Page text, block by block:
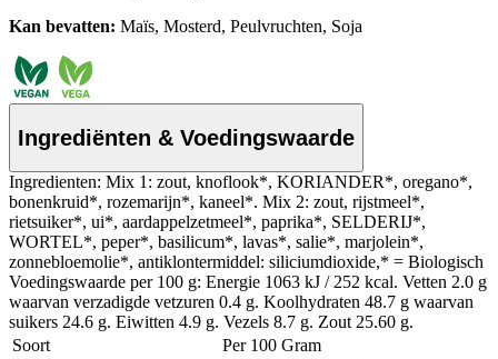
Kan bevatten: Maïs, Mosterd, Peulvruchten, Soja
Ingrediënten & Voedingswaarde
Ingredienten: Mix 1: zout, knoflook*, KORIANDER*, oregano*,
bonenkruid*, rozemarijn*, kaneel*. Mix 2: zout, rijstmeel*,
rietsuiker*, ui*, aardappelzetmeel*, paprika*, SELDERIJ*,
WORTEL*, peper*, basilicum*, lavas*, salie*, marjolein*,
zonnebloemolie*, antiklontermiddel: siliciumdioxide,* = Biologisch
Voedingswaarde per 100 g: Energie 1063 kJ / 252 kcal. Vetten 2.0 g
waarvan verzadigde vetzuren 0.4 g. Koolhydraten 48.7 g waarvan
suikers 24.6 g. Eiwitten 4.9 g. Vezels 8.7 g. Zout 25.60 g.
Soort
Per 100 Gram